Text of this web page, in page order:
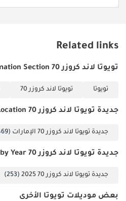
Related links
تويوتا لاند كروزر 70 Information Section
تويوتا تويوتا لاند كروزر 70
جديدة تويوتا لاند كروزر 70 by Location
جديدة تويوتا لاند كروزر 70 الإمارات (469)
جديدة تويوتا لاند كروزر 70 by Year
جديدة تويوتا لاند كروزر 70 2025 (253)
بعض موديلات تويوتا الأخرى